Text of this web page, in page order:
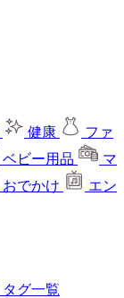
健康
ファ
ベビー用品
マ
おでかけ
エン
タグ一覧